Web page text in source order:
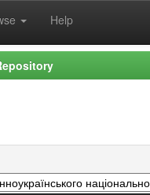
Help